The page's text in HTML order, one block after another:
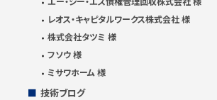
レオス・キャピタルワークス株式会社 様
株式会社タツミ 様
フソウ 様
ミサワホーム 様
技術ブログ